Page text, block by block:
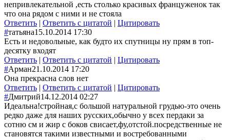
непривлекательной ,есть столько красивых француженок так
что она рядом с ними и не стояла
Ответить | Ответить с цитатой | Цитировать
#татьяна15.10.2014 17:30
Есть и недовольные, как будто их спутницы ну прям в топ-
десятку входят
Ответить | Ответить с цитатой | Цитировать
#Арман21.10.2014 17:20
Она прекрасна слов нет
Ответить | Ответить с цитатой | Цитировать
#Дмитрий14.12.2014 02:27
Идеальна!стройная,с большой натуральной грудью-это очень
редко даже для наших русских,обычно у всех пердаки за
сотню см и жир с боков свисает,фу,отстой.посредственные не
становятся такими известными и востребованными